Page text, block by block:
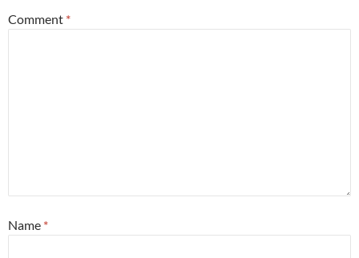
Comment *
Name *